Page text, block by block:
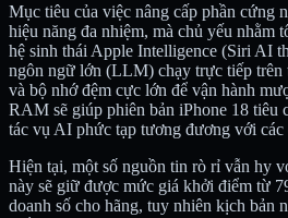
Mục tiêu của việc nâng cấp phần cứng
hiệu năng đa nhiệm, mà chủ yếu nhằm
hệ sinh thái Apple Intelligence (Siri AI
ngôn ngữ lớn (LLM) chạy trực tiếp trên
và bộ nhớ đệm cực lớn để vận hành
RAM sẽ giúp phiên bản iPhone 18 tiêu
tác vụ AI phức tạp tương đương với các
Hiện tại, một số nguồn tin rò rỉ vẫn hy
này sẽ giữ được mức giá khởi điểm từ
doanh số cho hãng, tuy nhiên kịch bản